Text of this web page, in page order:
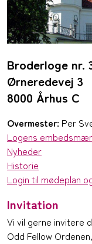
Broderloge nr.
Ørneredevej 3
8000 Århus C
Overmester: Per
Logens
Nyheder
Historie
Login til mødeplan
Invitation
Vi vil gerne invitere
Odd Fellow